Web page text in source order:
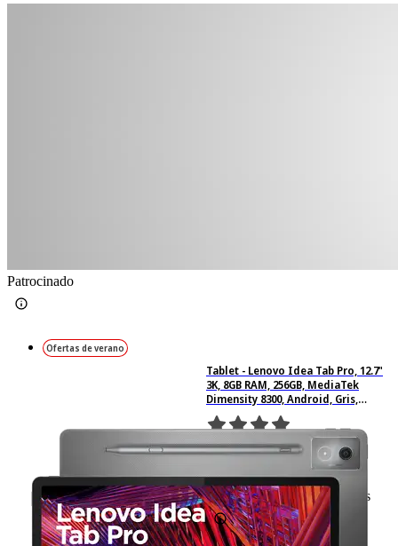
Patrocinado
Ofertas de verano
Tablet - Lenovo Idea Tab Pro, 12.7"
3K, 8GB RAM, 256GB, MediaTek
Dimensity 8300, Android, Gris,
Incluye lápiz digital
69Basado en 69 valoraciones